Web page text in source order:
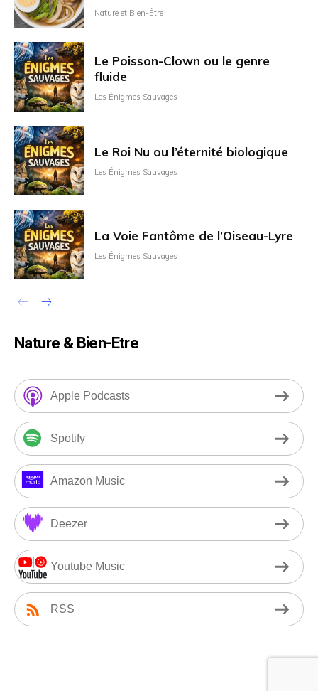
Nature et Bien-Être
Le Poisson-Clown ou le genre
fluide
Les Énigmes Sauvages
Le Roi Nu ou l’éternité biologique
Les Énigmes Sauvages
La Voie Fantôme de l’Oiseau-Lyre
Les Énigmes Sauvages
Nature & Bien-Etre
Apple Podcasts
Spotify
Amazon Music
Deezer
Youtube Music
RSS